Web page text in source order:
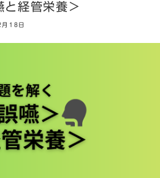
と経管栄養＞
18日